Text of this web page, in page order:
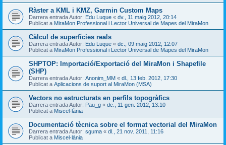
Ràster a KML i KMZ, Garmin Custom Maps
Darrera entrada Autor: Edu Luque « dv., 11 maig 2012, 20:14
Publicat a MiraMon Professional i Lector Universal de Mapes del MiraMon
Càlcul de superfícies reals
Darrera entrada Autor: Edu Luque « dc., 09 maig 2012, 12:07
Publicat a MiraMon Professional i Lector Universal de Mapes del MiraMon
SHPTOP: Importació/Exportació del MiraMon i Shapefile
(SHP)
Darrera entrada Autor: Anonim_MM « dl., 13 feb. 2012, 17:30
Publicat a Aplicacions de suport al MiraMon (MSA)
Vectors no estructurats en perfils topogràfics
Darrera entrada Autor: Pau_g « dc., 11 gen. 2012, 13:10
Publicat a Miscel·lània
Documentació tècnica sobre el format vectorial del MiraMon
Darrera entrada Autor: sguma « dl., 21 nov. 2011, 11:16
Publicat a Miscel·lània